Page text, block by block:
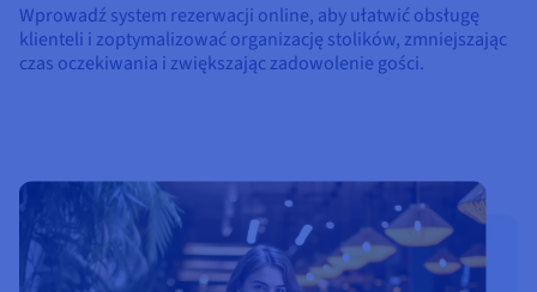
Wprowadź system rezerwacji online, aby ułatwić obsługę
klienteli i zoptymalizować organizację stolików, zmniejszając
czas oczekiwania i zwiększając zadowolenie gości.